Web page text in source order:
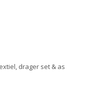
drager set & as